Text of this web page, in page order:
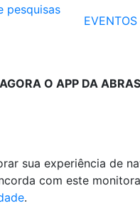
pesquisas
EVENTOS
O APP DA
sua experiência de
com este
.